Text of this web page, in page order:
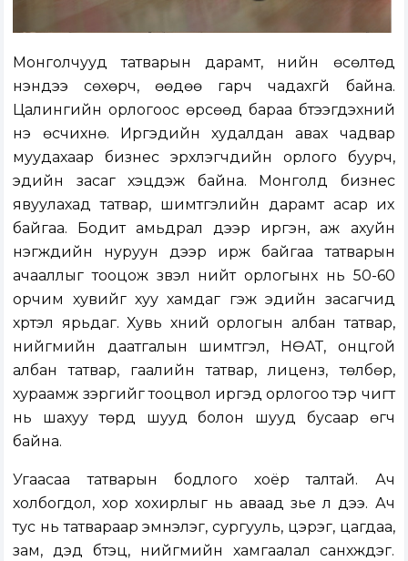
Монголчууд татварын дарамт, үнийн өсөлтөд
үнэндээ сөхөрч, өөдөө гарч чадахгүй байна.
Цалингийн орлогоос өрсөөд бараа бүтээгдэхүүний
үнэ өсчихнө. Иргэдийн худалдан авах чадвар
муудахаар бизнес эрхлэгчдийн орлого буурч,
эдийн засаг хэцүүдэж байна. Монголд бизнес
явуулахад татвар, шимтгэлийн дарамт асар их
байгаа. Бодит амьдрал дээр иргэн, аж ахуйн
нэгжүүдийн нуруун дээр ирж байгаа татварын
ачааллыг тооцож үзвэл нийт орлогынх нь 50-60
орчим хувийг хуу хамдаг гэж эдийн засагчид
хүртэл ярьдаг. Хувь хүний орлогын албан татвар,
нийгмийн даатгалын шимтгэл, НӨАТ, онцгой
албан татвар, гаалийн татвар, лиценз, төлбөр,
хураамж зэргийг тооцвол иргэд орлогоо тэр чигт
нь шахуу төрд шууд болон шууд бусаар өгч
байна.
Угаасаа татварын бодлого хоёр талтай. Ач
холбогдол, хор хохирлыг нь аваад үзье л дээ. Ач
тус нь татвараар эмнэлэг, сургууль, цэрэг, цагдаа,
зам, дэд бүтэц, нийгмийн хамгаалал санхүүждэг.